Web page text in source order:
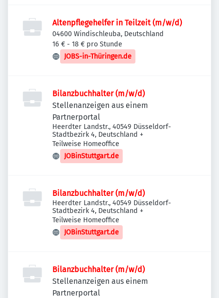
Altenpflegehelfer in Teilzeit (m/w/d)
04600 Windischleuba, Deutschland
16 € - 18 € pro Stunde
JOBS-in-Thüringen.de
Bilanzbuchhalter (m/w/d)
Stellenanzeigen aus einem
Partnerportal
Heerdter Landstr., 40549 Düsseldorf-
Stadtbezirk 4, Deutschland +
Teilweise Homeoffice
JOBinStuttgart.de
Bilanzbuchhalter (m/w/d)
Heerdter Landstr., 40549 Düsseldorf-
Stadtbezirk 4, Deutschland +
Teilweise Homeoffice
JOBinStuttgart.de
Bilanzbuchhalter (m/w/d)
Stellenanzeigen aus einem
Partnerportal